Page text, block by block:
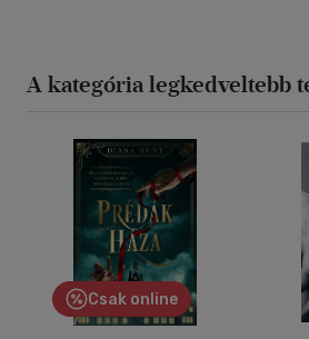
A kategória legkedveltebb
Csak online